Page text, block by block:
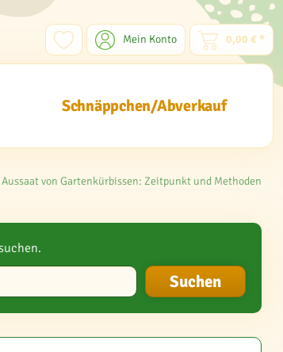
Mein Konto 0,00 € *
Schnäppchen/Abverkauf
von Gartenkürbissen: Zeitpunkt und Methoden